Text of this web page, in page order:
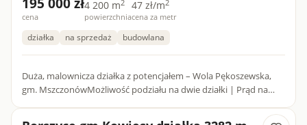
cena
4 200 m2
powierzchnia
47 zł/m2
cena za metr
działka na sprzedaż budowlana
Duża, malownicza działka z potencjałem – Wola Pękoszewska,
gm. MszczonówMożliwość podziału na dwie działki | Prąd na